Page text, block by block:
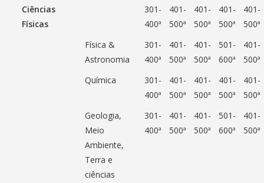
Ciências
Físicas
301-
400ª
401-
500ª
401-
500ª
401-
500ª
401-
500ª
Física &
Astronomia
301-
400ª
401-
500ª
401-
500ª
501-
600ª
401-
500ª
Química
301-
400ª
401-
500ª
401-
500ª
401-
500ª
401-
500ª
Geologia,
Meio
Ambiente,
Terra e
ciências
301-
400ª
401-
500ª
401-
500ª
501-
600ª
401-
500ª